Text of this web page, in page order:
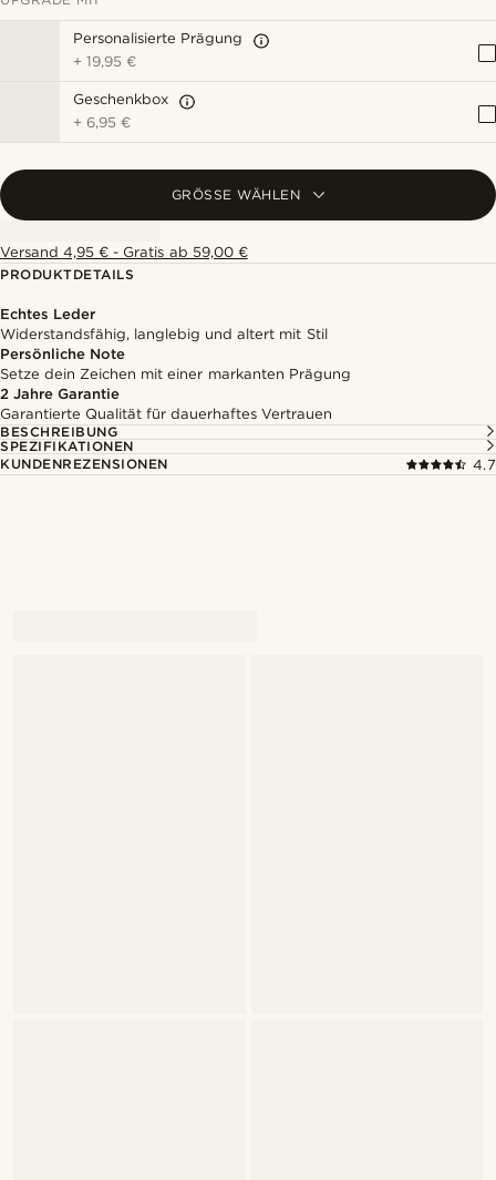
Personalisierte Prägung
+19,95 €
Geschenkbox
+6,95 €
GRÖSSE WÄHLEN
Versand 4,95 € - Gratis ab 59,00 €
PRODUKTDETAILS
Echtes Leder
Widerstandsfähig, langlebig und altert mit Stil
Persönliche Note
Setze dein Zeichen mit einer markanten Prägung
2 Jahre Garantie
Garantierte Qualität für dauerhaftes Vertrauen
BESCHREIBUNG
SPEZIFIKATIONEN
KUNDENREZENSIONEN
4.7